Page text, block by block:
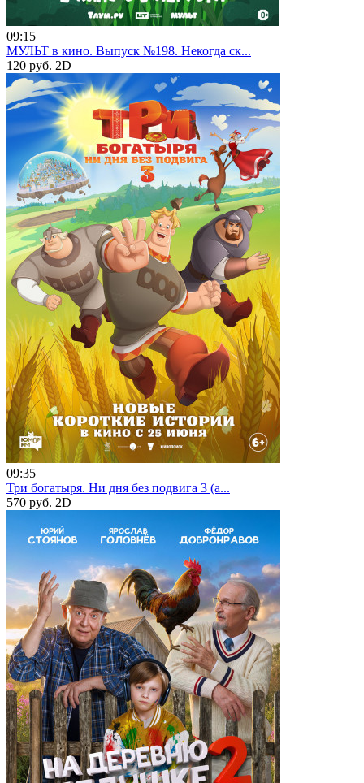
09:15
МУЛЬТ в кино. Выпуск №198. Некогда ск...
120 руб. 2D
09:35
Три богатыря. Ни дня без подвига 3 (а...
570 руб. 2D